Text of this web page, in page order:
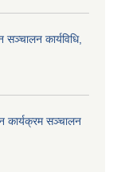
कार्यविधि,
कार्यक्रम सञ्चालन